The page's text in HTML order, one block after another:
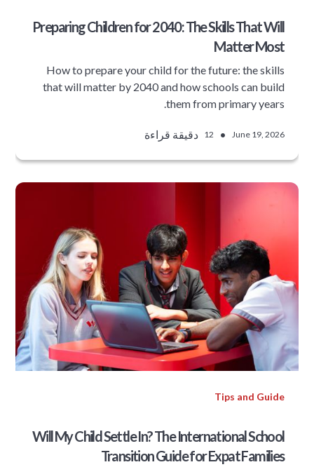
Preparing Children for 2040: The Skills That Will
Matter Most
How to prepare your child for the future: the skills
that will matter by 2040 and how schools can build
them from primary years.
June 19, 2026
•
12 دقيقة قراءة
Tips and Guide
Will My Child Settle In? The International School
Transition Guide for Expat Families